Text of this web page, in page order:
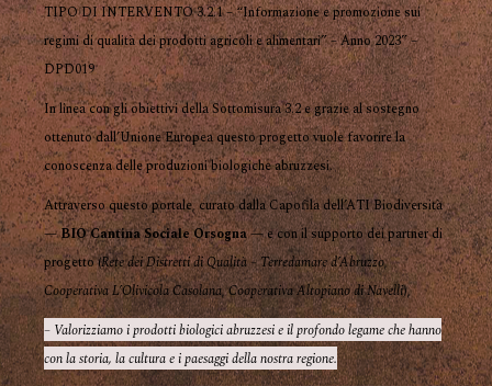
TIPO DI INTERVENTO 3.2.1 – “Informazione e promozione sui
regimi di qualità dei prodotti agricoli e alimentari” – Anno 2023” –
DPD019
In linea con gli obiettivi della Sottomisura 3.2 e grazie al sostegno
ottenuto dall’Unione Europea questo progetto vuole favorire la
conoscenza delle produzioni biologiche abruzzesi.
Attraverso questo portale, curato dalla Capofila dell’ATI Biodiversità
—BIO Cantina Sociale Orsogna— e con il supporto dei partner di
progetto (Rete dei Distretti di Qualità – Terredamare d’Abruzzo,
Cooperativa L’Olivicola Casolana,Cooperativa Altopiano di Navelli),
– Valorizziamo i prodotti biologici abruzzesi e il profondo legame che hanno
con la storia, la cultura e i paesaggi della nostra regione.